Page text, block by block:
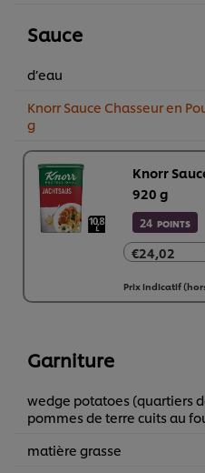
Sauce
d’eau
Knorr Sauce Chasseur en
g
Knorr
920 g
24 POINTS
€24,02
€24,02
Prix indicatif
Garniture
wedge potatoes (quartiers
pommes de terre cuits au
matière grasse